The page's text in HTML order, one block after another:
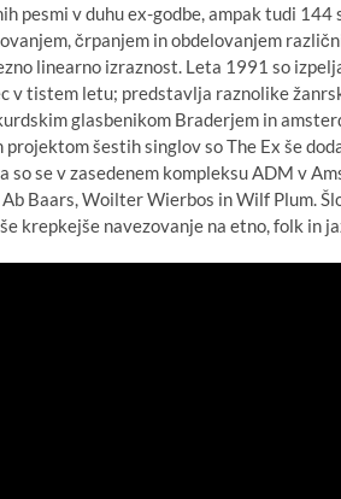
pesmi v duhu ex-godbe, ampak tudi
črpanjem in obdelovanjem
linearno izraznost. Leta 1991 so
v tistem letu; predstavlja raznolike
glasbenikom Braderjem in
projektom šestih singlov so The Ex še
so se v zasedenem kompleksu ADM v
Baars, Woilter Wierbos in Wilf Plum.
krepkejše navezovanje na etno, folk in